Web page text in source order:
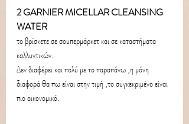
2 GARNIER MICELLAR CLEANSING
WATER
το βρίσκετε σε σουπερμάρκετ και σε καταστήματα
καλλυντικών.
Δεν διαφέρει και πολύ με το παραπάνω ,η μόνη
διαφορά θα πω είναι στην τιμή ,το συγκεκριμένο είναι
πιο οικονομικό.